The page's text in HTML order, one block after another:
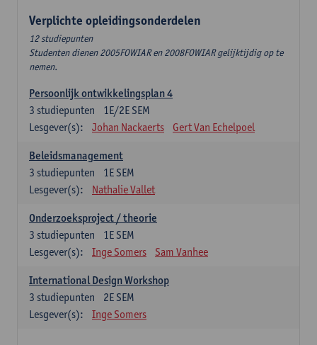
Verplichte opleidingsonderdelen
12 studiepunten
Studenten dienen 2005FOWIAR en 2008FOWIAR gelijktijdig op te
nemen.
Persoonlijk ontwikkelingsplan 4
1E/2E SEM
3 studiepunten
Lesgever(s):
Johan Nackaerts Gert Van Echelpoel
Beleidsmanagement
1E SEM
3 studiepunten
Lesgever(s):
Nathalie Vallet
Onderzoeksproject / theorie
1E SEM
3 studiepunten
Lesgever(s):
Inge Somers Sam Vanhee
International Design Workshop
2E SEM
3 studiepunten
Lesgever(s):
Inge Somers